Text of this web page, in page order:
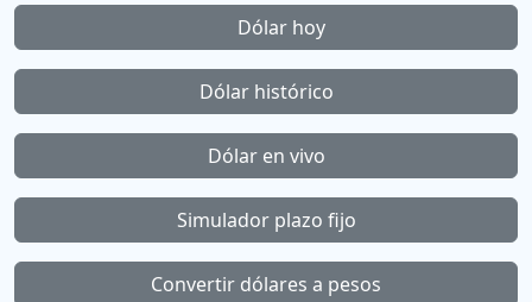
Dólar hoy
Dólar histórico
Dólar en vivo
Simulador plazo fijo
Convertir dólares a pesos